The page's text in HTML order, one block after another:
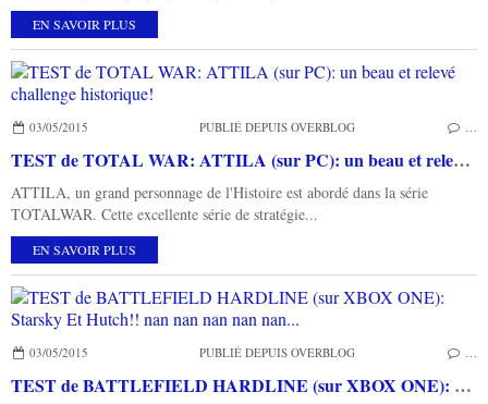
EN SAVOIR PLUS
03/05/2015 PUBLIÉ DEPUIS OVERBLOG …
TEST de TOTAL WAR: ATTILA (sur PC): un beau et relevé challenge historique!
ATTILA, un grand personnage de l'Histoire est abordé dans la série
TOTALWAR. Cette excellente série de stratégie...
EN SAVOIR PLUS
03/05/2015 PUBLIÉ DEPUIS OVERBLOG …
TEST de BATTLEFIELD HARDLINE (sur XBOX ONE): Starsky Et Hutch!! nan nan nan nan nan...